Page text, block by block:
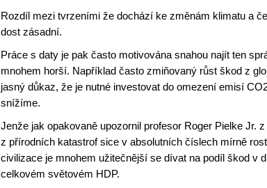
Rozdíl mezi tvrzeními že dochází ke změnám klimatu a
dost zásadní.
Práce s daty je pak často motivována snahou najít ten
mnohem horší. Například často zmiňovaný růst škod z
jasný důkaz, že je nutné investovat do omezení emisí
snížíme.
Jenže jak opakovaně upozornil profesor Roger Pielke Jr.
z přírodních katastrof sice v absolutních číslech mírně
civilizace je mnohem užitečnější se dívat na podíl škod v
celkovém světovém HDP.